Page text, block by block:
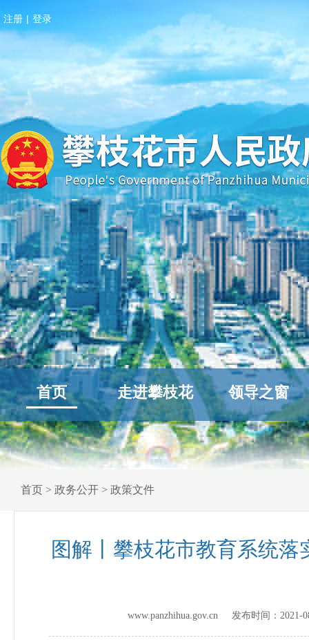
注册 | 登录
首页 走进攀枝花 领导之窗
首页 > 政务公开 > 政策文件
图解丨攀枝花市教育系统
www.panzhihua.gov.cn 发布时间： 2021-